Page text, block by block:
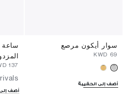
سوار أيكون مرصع
أضف إلى الحقيبة
ساعة
أضف